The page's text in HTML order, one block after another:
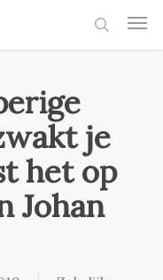
je
het op
Johan